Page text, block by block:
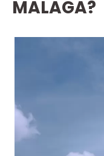
MALAGA?